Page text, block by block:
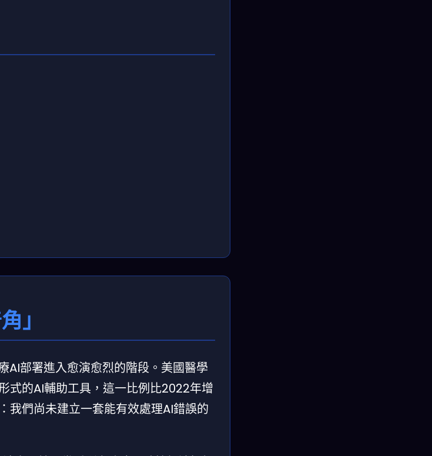
」
部署進入愈演愈烈的階段。美國醫學
式的AI輔助工具，這一比例比2022年增
我們尚未建立一套能有效處理AI錯誤的